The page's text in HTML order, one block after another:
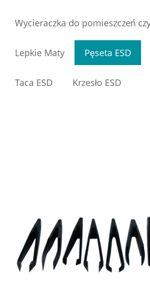
Wycieraczka do pomieszczeń
Lepkie Maty Pęseta ESD
Taca ESD Krzesło ESD